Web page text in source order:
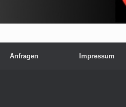
Anfragen Impressum